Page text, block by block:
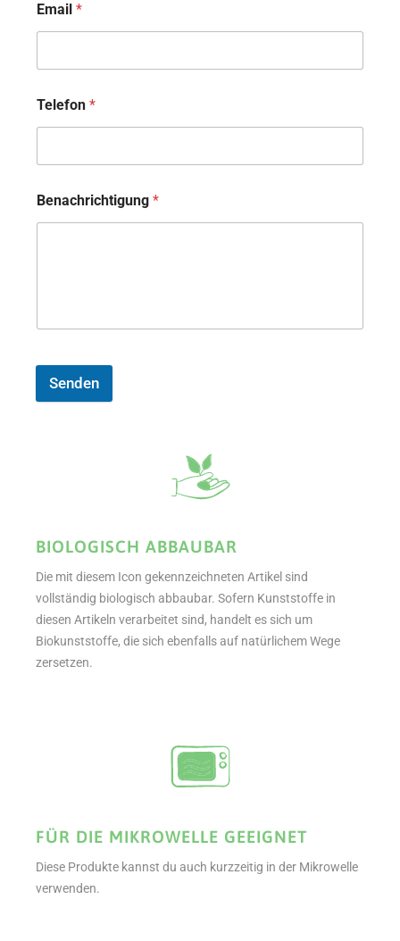
Email *
Telefon *
Benachrichtigung *
Senden
BIOLOGISCH ABBAUBAR
Die mit diesem Icon gekennzeichneten Artikel sind
vollständig biologisch abbaubar. Sofern Kunststoffe in
diesen Artikeln verarbeitet sind, handelt es sich um
Biokunststoffe, die sich ebenfalls auf natürlichem Wege
zersetzen.
FÜR DIE MIKROWELLE GEEIGNET
Diese Produkte kannst du auch kurzzeitig in der Mikrowelle
verwenden.